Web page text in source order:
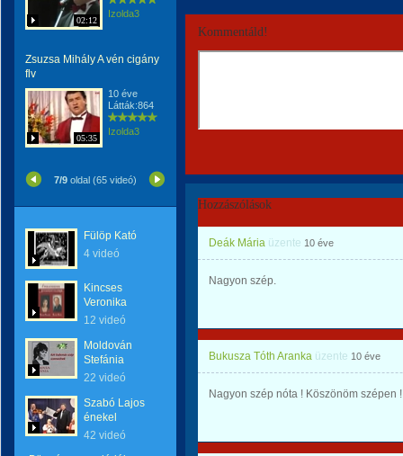
02:12
Izolda3
Zsuzsa Mihály A vén cigány
flv
05:35
10 éve
Látták:864
Izolda3
7/9 oldal (65 videó)
Fülöp Kató
4 videó
Kincses
Veronika
12 videó
Moldován
Stefánia
22 videó
Szabó Lajos
énekel
42 videó
Kommentáld!
Hozzászólások
Deák Mária üzente 10 éve
Nagyon szép.
Bukusza Tóth Aranka üzente 10 éve
Nagyon szép nóta ! Köszönöm szépen !